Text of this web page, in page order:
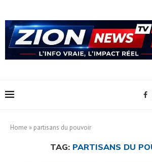
Home » partisans du pouvoir
TAG: PARTISANS DU